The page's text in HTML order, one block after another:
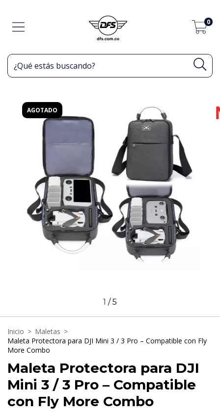
0
AGOTADO
1 /5
Inicio > Maletas >
Maleta Protectora para DJI Mini 3 / 3 Pro – Compatible con Fly
More Combo
Maleta Protectora para DJI
Mini 3 / 3 Pro – Compatible
con Fly More Combo